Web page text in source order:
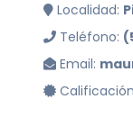
Localidad:
Teléfono:
Email: